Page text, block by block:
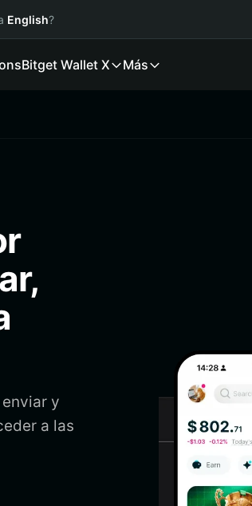
English?
Bitget Wallet X Más
y
a las